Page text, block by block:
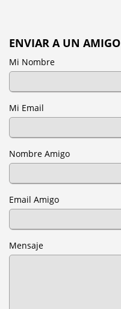
ENVIAR A UN AMIGO
Mi Nombre
Mi Email
Nombre Amigo
Email Amigo
Mensaje